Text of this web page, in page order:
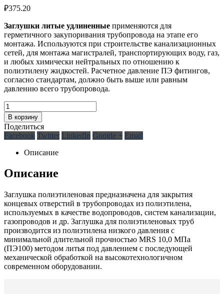
₽375.20
Заглушки литые удлиненные применяются для
герметичного закупоривания трубопровода на этапе его
монтажа. Используются при строительстве канализационных
сетей, для монтажа магистралей, транспортирующих воду, газ,
и любых химически нейтральных по отношению к
полиэтилену жидкостей. Расчетное давление ПЭ фитингов,
согласно стандартам, должно быть выше или равным
давлению всего трубопровода.
В корзину
Поделиться
Facebook Twitter LinkedIn Google + Email
Описание
Описание
Заглушка полиэтиленовая предназначена для закрытия
концевых отверстий в трубопроводах из полиэтилена,
используемых в качестве водопроводов, систем канализации,
газопроводов и др. Заглушка для полиэтиленовых труб
производится из полиэтилена низкого давления с
минимальной длительной прочностью MRS 10,0 МПа
(ПЭ100) методом литья под давлением с последующей
механической обработкой на высокотехнологичном
современном оборудовании.